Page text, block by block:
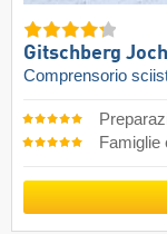
Gitschberg
Comprensorio
Famiglie